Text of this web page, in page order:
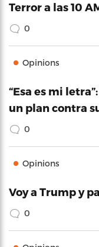
Terror a las 10
0
Opinions
“Esa es mi
un plan contra
0
Opinions
Voy a Trump y
0